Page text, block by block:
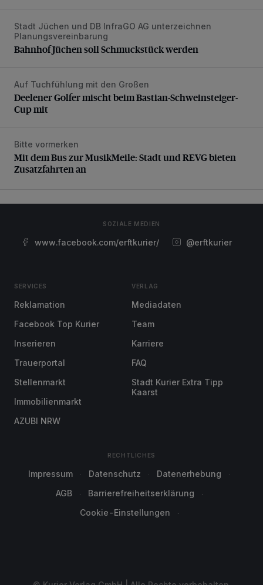
Bahnhof Jüchen soll Schmuckstück werden
Stadt Jüchen und DB InfraGO AG unterzeichnen
Planungsvereinbarung
Bahnhof Jüchen soll Schmuckstück werden
Deelener Golfer mischt beim Bastian-Schweinsteiger-
Auf Tuchfühlung mit den Großen
Deelener Golfer mischt beim Bastian-Schweinsteiger-
Cup mit
Mit dem Bus zur MusikMeile: Stadt und REVG bieten
Bitte vormerken
Mit dem Bus zur MusikMeile: Stadt und REVG bieten
Zusatzfahrten an
SOZIALE MEDIEN
www.facebook.com/erftkurier/ @erftkurier
SERVICES
Reklamation
Facebook Top Kurier
Inserieren
Trauerportal
Stellenmarkt
Immobilienmarkt
AZUBI NRW
VERLAG
Mediadaten
Team
Karriere
FAQ
Stadt Kurier Extra Tipp
Kaarst
RECHTLICHES
Impressum Datenschutz
Datenerhebung
AGB
Barrierefreiheitserklärung
Cookie-Einstellungen